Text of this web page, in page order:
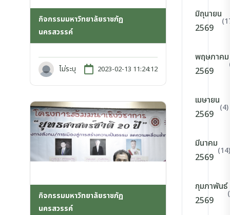
กิจกรรมมหาวิทยาลัยราชภัฏ
นครสวรรค์
ไม่ระบุ 2023-02-13 11:24:12
กิจกรรมมหาวิทยาลัยราชภัฏ
นครสวรรค์
มิถุนายน
2569
พฤษภาคม
2569
เมษายน
2569
(4)
มีนาคม
2569
(14)
กุมภาพันธ์
2569